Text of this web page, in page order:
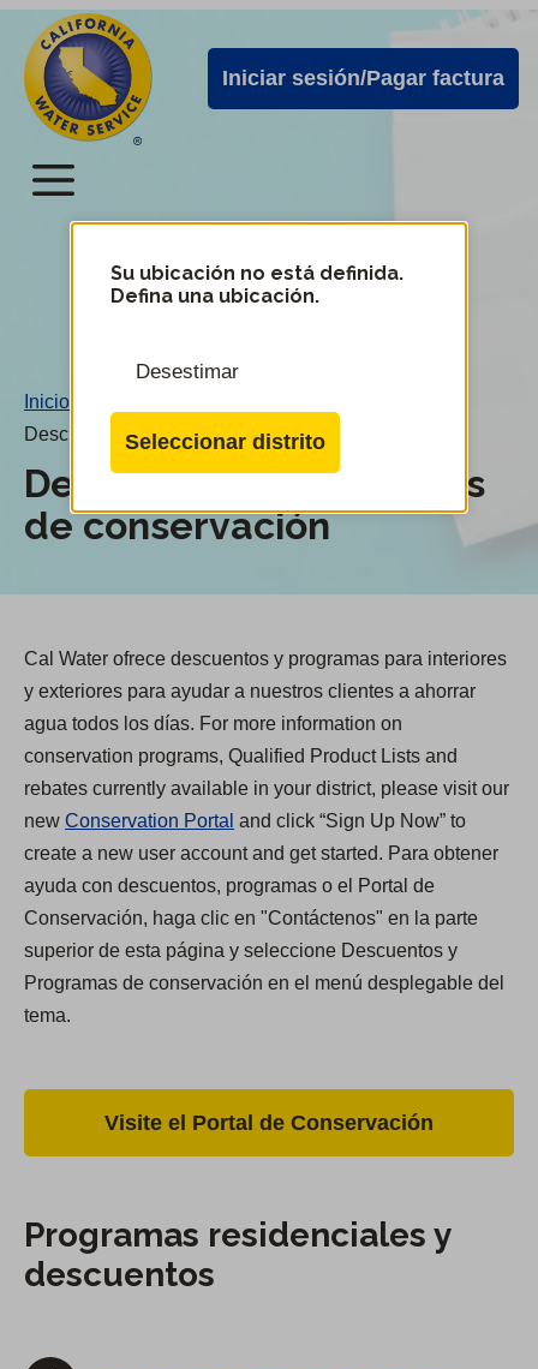
Ir
directamente
contenido
principal
Alertas
de
Cal
Water
Iniciar sesión/Pagar factura
Menú
Menú
servicio
de
Cal
Water
Su ubicación no está definida.
Defina una ubicación.
Desestimar
Seleccionar distrito
Inicio
Descuentos y programas de conservación
Descuentos y programas
de conservación
Cal Water ofrece descuentos y programas para interiores
y exteriores para ayudar a nuestros clientes a ahorrar
agua todos los días. For more information on
conservation programs, Qualified Product Lists and
rebates currently available in your district, please visit our
new Conservation Portal and click “Sign Up Now” to
create a new user account and get started. Para obtener
ayuda con descuentos, programas o el Portal de
Conservación, haga clic en "Contáctenos" en la parte
superior de esta página y seleccione Descuentos y
Programas de conservación en el menú desplegable del
tema.
Visite el Portal de Conservación
Programas residenciales y
descuentos